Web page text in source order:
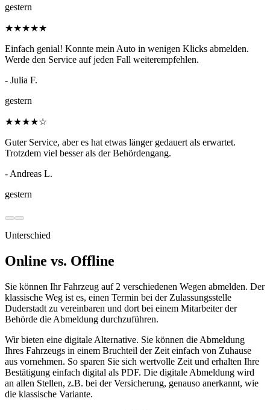
gestern
★★★★★
Einfach genial! Konnte mein Auto in wenigen Klicks abmelden.
Werde den Service auf jeden Fall weiterempfehlen.
- Julia F.
gestern
★★★★☆
Guter Service, aber es hat etwas länger gedauert als erwartet.
Trotzdem viel besser als der Behördengang.
- Andreas L.
gestern
Unterschied
Online vs. Offline
Sie können Ihr Fahrzeug auf 2 verschiedenen Wegen abmelden. Der
klassische Weg ist es, einen Termin bei der Zulassungsstelle
Duderstadt zu vereinbaren und dort bei einem Mitarbeiter der
Behörde die Abmeldung durchzuführen.
Wir bieten eine digitale Alternative. Sie können die Abmeldung
Ihres Fahrzeugs in einem Bruchteil der Zeit einfach von Zuhause
aus vornehmen. So sparen Sie sich wertvolle Zeit und erhalten Ihre
Bestätigung einfach digital als PDF. Die digitale Abmeldung wird
an allen Stellen, z.B. bei der Versicherung, genauso anerkannt, wie
die klassische Variante.